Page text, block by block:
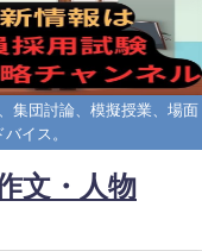
集団討論、模擬授業、場面
イス。
文・人物